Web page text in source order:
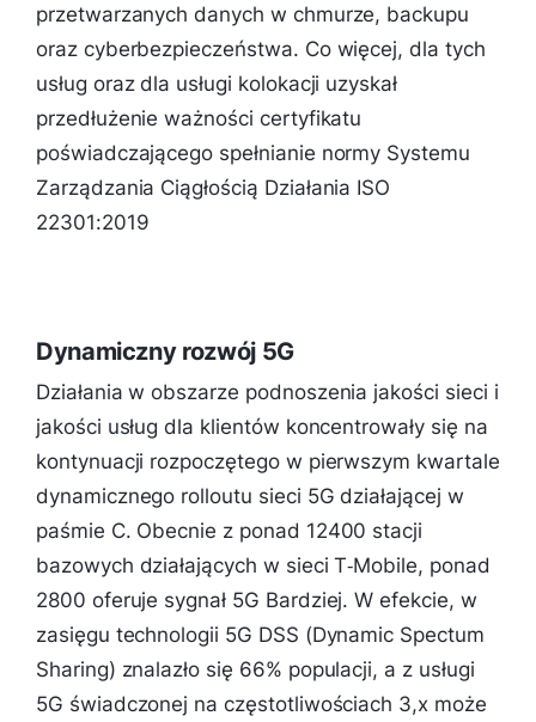
przetwarzanych danych w chmurze, backupu
oraz cyberbezpieczeństwa. Co więcej, dla tych
usług oraz dla usługi kolokacji uzyskał
przedłużenie ważności certyfikatu
poświadczającego spełnianie normy Systemu
Zarządzania Ciągłością Działania ISO
22301:2019
Dynamiczny rozwój 5G
Działania w obszarze podnoszenia jakości sieci i
jakości usług dla klientów koncentrowały się na
kontynuacji rozpoczętego w pierwszym kwartale
dynamicznego rolloutu sieci 5G działającej w
paśmie C. Obecnie z ponad 12400 stacji
bazowych działających w sieci T‑Mobile, ponad
2800 oferuje sygnał 5G Bardziej. W efekcie, w
zasięgu technologii 5G DSS (Dynamic Spectum
Sharing) znalazło się 66% populacji, a z usługi
5G świadczonej na częstotliwościach 3,x może